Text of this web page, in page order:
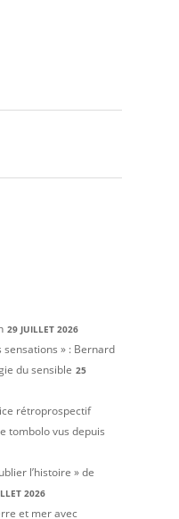
29 JUILLET 2026
» : Bernard
du sensible 25
rétroprospectif
tombolo vus depuis
l’histoire » de
2026
et mer avec